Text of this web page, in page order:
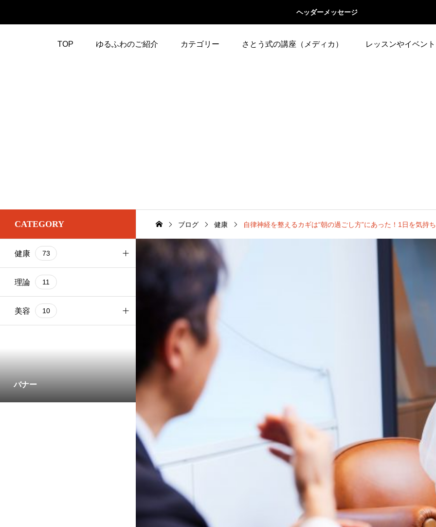
ヘッダーメッセージ
TOP ゆるふわのご紹介 カテゴリー さとう式の講座（メディカ） レッスンやイベン
お腹
ブログ
CATEGORY
健康 73
基本ケア
部位別
理論 11
美容 10
バナー
ブログ 健康 自律神経を整えるカギは“朝の過ごし方”にあった！1日を気持